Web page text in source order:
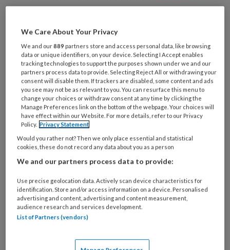
is
je
e-
mailadres?
* *
Kies
je
wachtwoord* *
Kies
je
functie *
Bij
welke
werk
je?
Untitled
Ontvang 2x per week de
KinderopvangTotaal nieuwsbrief
Management Kinderopvang
We Care About Your Privacy
We and our889 partners store and access personal data, like browsing
data or unique identifiers, on your device. Selecting I Accept enables
tracking technologies to support the purposes shown under we and our
partners process data to provide. Selecting Reject All or withdrawing your
consent will disable them. If trackers are disabled, some content and ads
you see may not be as relevant to you. You can resurface this menu to
change your choices or withdraw consent at any time by clicking the
Manage Preferences link on the bottom of the webpage. Your choices will
have effect within our Website. For more details, refer to our Privacy
Policy. Privacy Statement
Would you rather not? Then we only place essential and statistical
cookies, these do not record any data about you as a person
We and our partners process data to provide:
Use precise geolocation data. Actively scan device characteristics for
identification. Store and/or access information on a device. Personalised
advertising and content, advertising and content measurement,
audience research and services development.
List of Partners (vendors)